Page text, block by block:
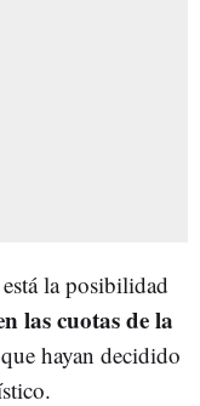
la posibilidad
las cuotas de la
hayan decidido